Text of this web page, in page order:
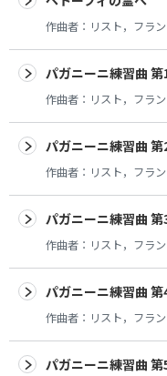
作曲者： リスト，フラ
パガニーニ練習曲
作曲者： リスト，フラ
パガニーニ練習曲
作曲者： リスト，フラ
パガニーニ練習曲 第
作曲者： リスト，フラ
パガニーニ練習曲
作曲者： リスト，フラ
パガニーニ練習曲